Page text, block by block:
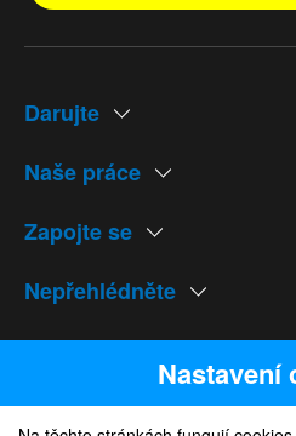
Darujte
Naše práce
Zapojte se
Nepřehlédněte
Naše weby
Nastavení